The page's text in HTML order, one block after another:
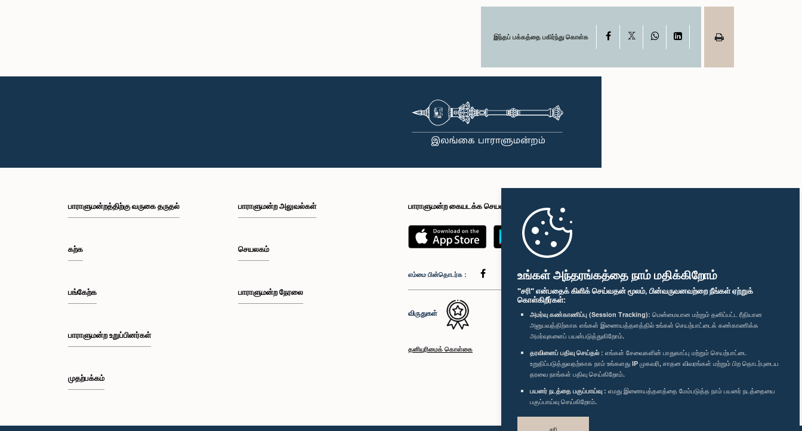
உங்கள் அந்தரங்கத்தை நாம் மதிக்கிறோம்
"சரி" என்பதைக் கிளிக் செய்வதன் மூலம், பின்வருவனவற்றை நீங்கள் ஏற்றுக்
கொள்கிறீர்கள்:
அமர்வு கண்காணிப்பு (Session Tracking): மென்மையான மற்றும் தனிப்பட்ட ரீதியான
அனுபவத்திற்காக எங்கள் இணையத்தளத்தில் உங்கள் செயற்பாட்டைக் கண்காணிக்க
அமர்வுகளைப் பயன்படுத்துகிறோம்.
தரவினைப் பதிவு செய்தல் : எங்கள் சேவைகளின் பாதுகாப்பு மற்றும் செயற்பாட்டை
உறுதிப்படுத்துவதற்காக நாம் உங்களது IP முகவரி, சாதன விவரங்கள் மற்றும் பிற தொடர்புடைய
தரவை நாங்கள் பதிவு செய்கிறோம்.
பயனர் நடத்தை பகுப்பாய்வு : எமது இணையத்தளத்தை மேம்படுத்த நாம் பயனர் நடத்தையை
பகுப்பாய்வு செய்கிறோம்.
சரி
இந்தப் பக்கத்தை பகிர்ந்து கொள்க Facebook WhatsAppLinkedIn
பாராளுமன்றத்திற்கு வருகை தருதல்
கற்க
பங்கேற்க
பாராளுமன்ற உறுப்பினர்கள்
முதற்பக்கம்
பாராளுமன்ற அலுவல்கள்
செயலகம்
பாராளுமன்ற நேரலை
பாராளுமன்ற கையடக்க செயலி
எம்மை பின்தொடர்க :
விருதுகள்
தனியுரிமைக் கொள்கை